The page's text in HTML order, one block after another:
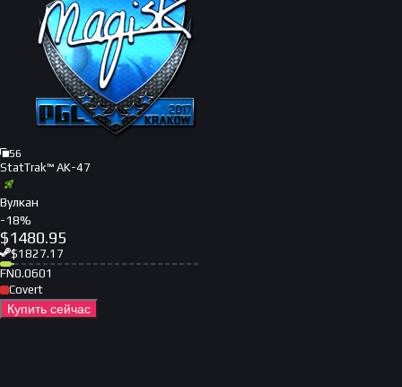
56
StatTrak™ AK-47
Вулкан
-18%
$1480.95
$1827.17
FN0.0601
Covert
Купить сейчас